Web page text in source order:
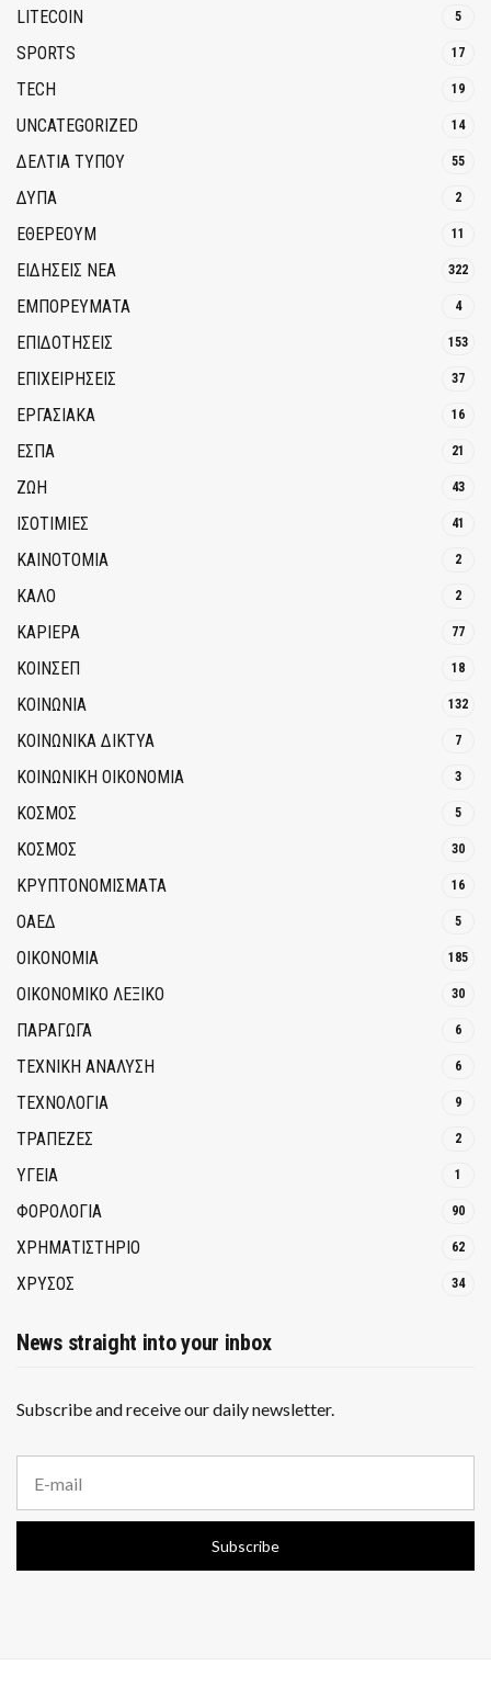
LITECOIN 5
SPORTS 17
TECH 19
UNCATEGORIZED 14
ΔΕΛΤΙΑ ΤΥΠΟΥ 55
ΔΥΠΑ 2
ΕΘΈΡΕΟΥΜ 11
ΕΙΔΗΣΕΙΣ ΝΕΑ 322
ΕΜΠΟΡΕΥΜΑΤΑ 4
ΕΠΙΔΟΤΗΣΕΙΣ 153
ΕΠΙΧΕΙΡΗΣΕΙΣ 37
ΕΡΓΑΣΙΑΚΑ 16
ΕΣΠΑ 21
ΖΩΗ 43
ΙΣΟΤΙΜΙΕΣ 41
ΚΑΙΝΟΤΟΜΊΑ 2
ΚΑΛΟ 2
ΚΑΡΙΕΡΑ 77
ΚΟΙΝΣΕΠ 18
ΚΟΙΝΩΝΙΑ 132
ΚΟΙΝΩΝΙΚΆ ΔΊΚΤΥΑ 7
ΚΟΙΝΩΝΙΚΉ ΟΙΚΟΝΟΜΊΑ 3
ΚΟΣΜΟΣ 5
ΚΟΣΜΟΣ 30
ΚΡΥΠΤΟΝΟΜΊΣΜΑΤΑ 16
ΟΑΕΔ 5
ΟΙΚΟΝΟΜΙΑ 185
ΟΙΚΟΝΟΜΙΚΟ ΛΕΞΙΚΟ 30
ΠΑΡΑΓΩΓΑ 6
ΤΕΧΝΙΚΗ ΑΝΑΛΥΣΗ 6
ΤΕΧΝΟΛΟΓΙΑ 9
ΤΡΆΠΕΖΕΣ 2
ΥΓΕΙΑ 1
ΦΟΡΟΛΟΓΙΑ 90
ΧΡΗΜΑΤΙΣΤΗΡΙΟ 62
ΧΡΥΣΟΣ 34
News straight into your inbox
Subscribe and receive our daily newsletter.
a
i
a
Subscribe